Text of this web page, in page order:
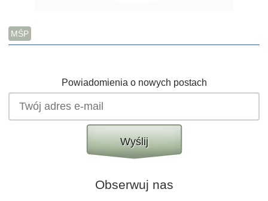
MŚP
Powiadomienia o nowych postach
Wyślij
Obserwuj nas